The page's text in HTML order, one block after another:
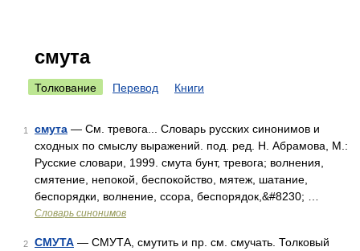
смута
Толкование Перевод Книги
1 смута — См. тревога... Словарь русских синонимов и
сходных по смыслу выражений. под. ред. Н. Абрамова, М.:
Русские словари, 1999. смута бунт, тревога; волнения,
смятение, непокой, беспокойство, мятеж, шатание,
беспорядки, волнение, ссора, беспорядок,&#8230; …
Словарь синонимов
2 СМУТА — СМУТА, смутить и пр. см. смучать. Толковый